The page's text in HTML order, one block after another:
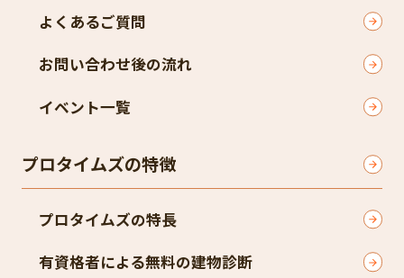
よくあるご質問
お問い合わせ後の流れ
イベント一覧
プロタイムズの特徴
プロタイムズの特長
有資格者による無料の建物診断